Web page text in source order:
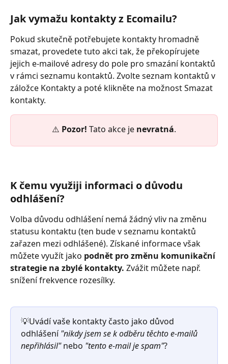
Jak vymažu kontakty z Ecomailu?
Pokud skutečně potřebujete kontakty hromadně
smazat, provedete tuto akci tak, že překopírujete
jejich e-mailové adresy do pole pro smazání kontaktů
v rámci seznamu kontaktů. Zvolte seznam kontaktů v
záložce Kontakty a poté klikněte na možnost Smazat
kontakty.
⚠️ Pozor! Tato akce je nevratná.
K čemu využiji informaci o důvodu
odhlášení?
Volba důvodu odhlášení nemá žádný vliv na změnu
statusu kontaktu (ten bude v seznamu kontaktů
zařazen mezi odhlášené). Získané informace však
můžete využít jako podnět pro změnu komunikační
strategie na zbylé kontakty. Zvážit můžete např.
snížení frekvence rozesílky.
💡Uvádí vaše kontakty často jako důvod
odhlášení "nikdy jsem se k odběru těchto e-mailů
nepřihlásil" nebo "tento e-mail je spam"?